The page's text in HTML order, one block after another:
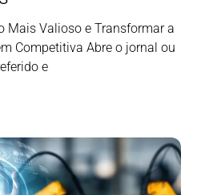
Mais Valioso e Transformar a
Competitiva Abre o jornal ou
e